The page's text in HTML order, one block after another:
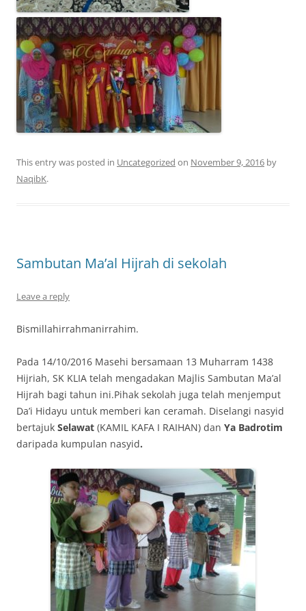
This entry was posted in Uncategorized on November 9, 2016 by
NaqibK.
Sambutan Ma’al Hijrah di sekolah
Leave a reply
Bismillahirrahmanirrahim.
Pada 14/10/2016 Masehi bersamaan 13 Muharram 1438
Hijriah, SK KLIA telah mengadakan Majlis Sambutan Ma’al
Hijrah bagi tahun ini.Pihak sekolah juga telah menjemput
Da’i Hidayu untuk memberi kan ceramah. Diselangi nasyid
bertajuk Selawat (KAMIL KAFA I RAIHAN) dan Ya Badrotim
daripada kumpulan nasyid.